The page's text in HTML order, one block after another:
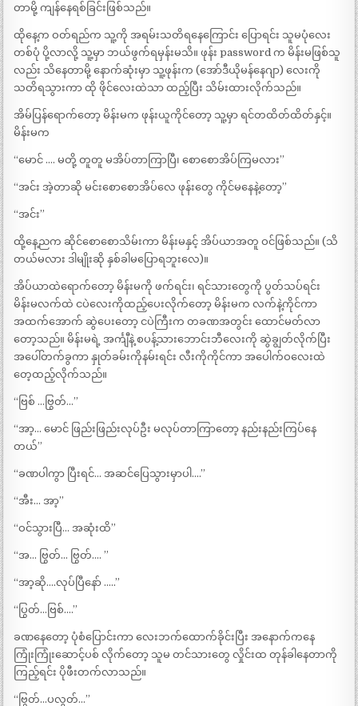
တာမို့ ကျန်နေရစ်ခြင်းဖြစ်သည်။
ထိုနေ့က ဝတ်ရည်က သူ့ကို အရမ်းသတိရနေကြောင်း ပြောရင်း သူမပုံလေး
တစ်ပုံ ပို့လာလို့ သူ့မှာ ဘယ်ဖွက်ရမှန်းမသိ။ ဖုန်း password က မိန်းမဖြစ်သူ
လည်း သိနေတာမို့ နောက်ဆုံးမှာ သူ့ဖုန်းက (အော်ဒီယိုမန်နေဂျာ) လေးကို
သတိရသွားကာ ထို ဖိုင်လေးထဲသာ ထည့်ပြီး သိမ်းထားလိုက်သည်။
အိမ်ပြန်ရောက်တော့ မိန်းမက ဖုန်းယူကိုင်တော့ သူ့မှာ ရင်တထိတ်ထိတ်နှင့်။
မိန်းမက
“မောင် …. မတို့ တူတူ မအိပ်တာကြာပြီ၊ စောစောအိပ်ကြမလား”
“အင်း အဲ့တာဆို မင်းစောစောအိပ်လေ ဖုန်းတွေ ကိုင်မနေနဲ့တော့”
“အင်း”
ထို့နေ့ညက ဆိုင်စောစောသိမ်းကာ မိန်းမနှင့် အိပ်ယာအတူ ဝင်ဖြစ်သည်။ (သိ
တယ်မလား ဒါမျိုးဆို နှစ်ခါမပြောရဘူးလေ)။
အိပ်ယာထဲရောက်တော့ မိန်းမကို ဖက်ရင်း၊ ရင်သားတွေကို ပွတ်သပ်ရင်း
မိန်းမလက်ထဲ ငပဲလေးကိုထည့်ပေးလိုက်တော့ မိန်းမက လက်နဲ့ကိုင်ကာ
အထက်အောက် ဆွဲပေးတော့ ငပဲကြီးက တခဏအတွင်း ထောင်မတ်လာ
တော့သည်။ မိန်းမရဲ့ အင်္ကျီနဲ့ စပန့်သားဘောင်းဘီလေးကို ဆွဲချွတ်လိုက်ပြီး
အပေါ်တက်ခွကာ နှုတ်ခမ်းကိုနမ်းရင်း လီးကိုကိုင်ကာ အပေါက်ဝလေးထဲ
တေ့ထည့်လိုက်သည်။
“ဗြစ် …ဗြွတ်…”
“အာ့… မောင် ဖြည်းဖြည်းလုပ်ဦး မလုပ်တာကြာတော့ နည်းနည်းကြပ်နေ
တယ်”
“ခဏပါကွာ ပြီးရင်… အဆင်ပြေသွားမှာပါ….”
“အီး… အာ့”
“ဝင်သွားပြီ… အဆုံးထိ”
“အ… ဗြွတ်… ဗြွတ်…. ”
“အာ့ဆို….လုပ်ပြီနော် …..”
“ပြွတ်…ဗြစ်….”
ခဏနေတော့ ပုံစံပြောင်းကာ လေးဘက်ထောက်ခိုင်းပြီး အနောက်ကနေ
ကြုံးကြုံးဆောင့်ပစ် လိုက်တော့ သူမ တင်သားတွေ လှိုင်းထ တုန်ခါနေတာကို
ကြည့်ရင်း ပိုဖီးတက်လာသည်။
“ဗြွတ်…ပလွတ်…”